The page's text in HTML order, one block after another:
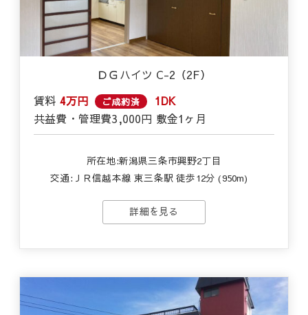
ＤＧハイツ C-2（2F）
賃料 4万円 ご成約済
1DK
共益費・管理費3,000円 敷金1ヶ月
所在地:新潟県三条市興野2丁目
交通: ＪＲ信越本線 東三条駅 徒歩12分 (950m)
詳細を見る